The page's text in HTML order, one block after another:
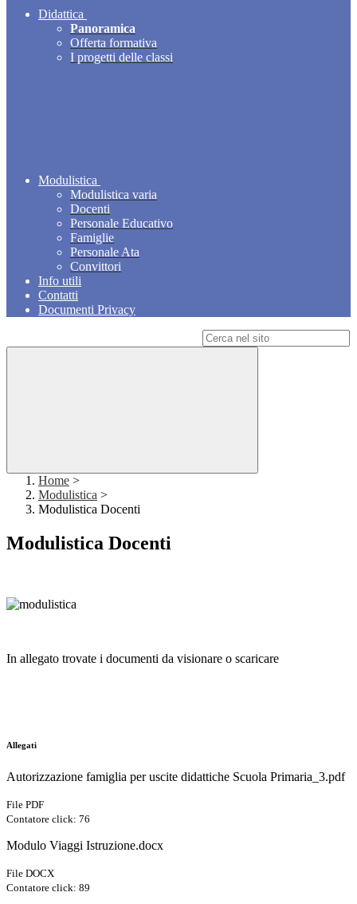
Didattica
Panoramica
Offerta formativa
I progetti delle classi
Modulistica
Modulistica varia
Docenti
Personale Educativo
Famiglie
Personale Ata
Convittori
Info utili
Contatti
Documenti Privacy
Home >
Modulistica >
Modulistica Docenti
Modulistica Docenti
In allegato trovate i documenti da visionare o scaricare
Allegati
Autorizzazione famiglia per uscite didattiche Scuola Primaria_3.pdf
File PDF
Contatore click: 76
Modulo Viaggi Istruzione.docx
File DOCX
Contatore click: 89